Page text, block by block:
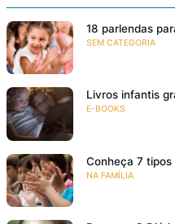
18 parlendas
SEM CATEGORIA
Livros infantis
E-BOOKS
Conheça 7 tipos
NA FAMÍLIA